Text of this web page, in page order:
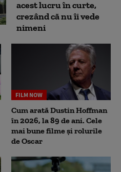
acest lucru în curte,
crezând că nu îi vede
nimeni
FILM NOW
Cum arată Dustin Hoffman
în 2026, la 89 de ani. Cele
mai bune filme și rolurile
de Oscar